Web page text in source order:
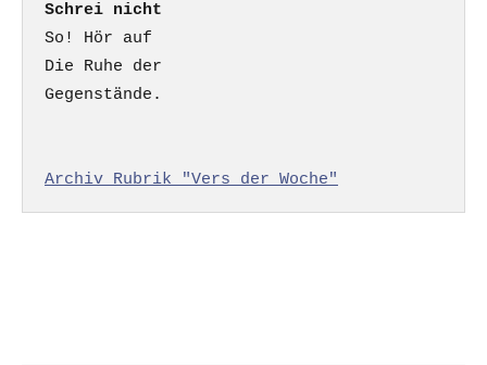
Schrei nicht
So! Hör auf
Die Ruhe der
Gegenstände.
Archiv Rubrik "Vers der Woche"